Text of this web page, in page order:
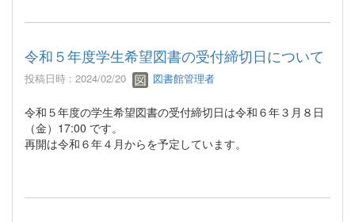
令和５年度学生希望図書の受付締切日について
投稿日時 : 2024/02/20 図書館管理者
令和５年度の学生希望図書の受付締切日は令和６年３月８日
（金）17:00 です。
再開は令和６年４月からを予定しています。